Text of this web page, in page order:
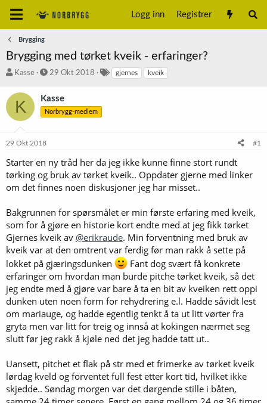
Logg inn Registrer
Brygging
Brygging med tørket kveik - erfaringer?
T
å
s
e
r
Kasse
S
r
t
29 Okt 2018 gjernes kveik
K Kasse
Norbrygg-medlem
29 Okt 2018 #1
Starter en ny tråd her da jeg ikke kunne finne stort rundt
tørking og bruk av tørket kveik.. Oppdater gjerne med linker
om det finnes noen diskusjoner jeg har misset..
Bakgrunnen for spørsmålet er min første erfaring med kveik,
som for å gjøre en historie kort endte med at jeg fikk tørket
Gjernes kveik av @erikraude. Min forventning med bruk av
kveik var at den omtrent var ferdig før man rakk å sette på
lokket på gjæringsdunken
Fant dog svært få konkrete
erfaringer om hvordan man burde pitche tørket kveik, så det
jeg endte med å gjøre var bare å ta en bit av kveiken rett oppi
dunken uten noen form for rehydrering e.l. Hadde såvidt lest
om mariauge, og hadde egentlig tenkt å ta ut litt vørter fra
gryta men var litt for treig og innså at kokingen nærmet seg
slutt før jeg rakk å kjøle ned det jeg hadde tatt ut..
Uansett, pitchet et flak på str med et frimerke av tørket kveik
lørdag kveld og forventet full fest etter kort tid, hvilket ikke
skjedde.. Søndag morgen var det dørgende stille i båten,